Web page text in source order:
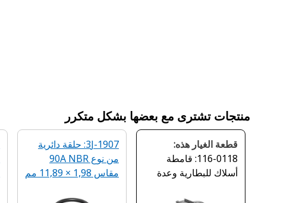
منتجات تشترى مع بعضها بشكل متكرر
قطعة الغيار هذه:
116-0118: قامطة
أسلاك للبطارية وعدة
3J-1907: حلقة دائرية
من نوع 90A NBR
مقاس ‏1,98 × 11,89 مم